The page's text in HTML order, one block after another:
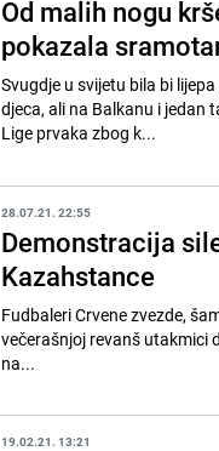
Od malih nogu
pokazala
Svugdje u svijetu bila bi
djeca, ali na Balkanu i jedan
Lige prvaka zbog k...
28.07.21. 22:55
Demonstracija
Kazahstance
Fudbaleri Crvene zvezde,
večerašnjoj revanš utakmici
na...
19.02.21. 13:21